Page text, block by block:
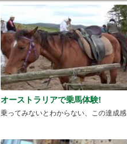
オーストラリアで乗馬体験!
乗ってみないとわからない、この達成感